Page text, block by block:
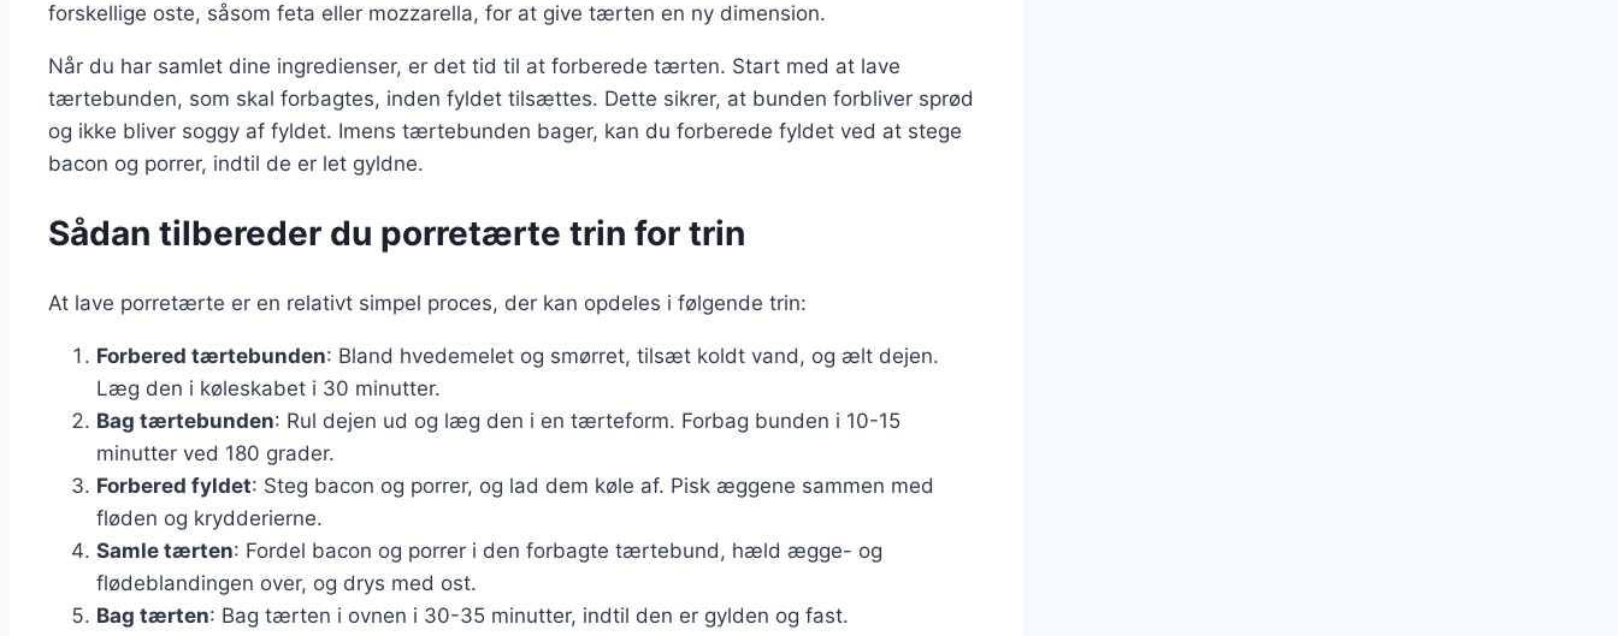
forskellige oste, såsom feta eller mozzarella, for at give tærten en ny dimension.
Når du har samlet dine ingredienser, er det tid til at forberede tærten. Start med at lave
tærtebunden, som skal forbagtes, inden fyldet tilsættes. Dette sikrer, at bunden forbliver sprød
og ikke bliver soggy af fyldet. Imens tærtebunden bager, kan du forberede fyldet ved at stege
bacon og porrer, indtil de er let gyldne.
Sådan tilbereder du porretærte trin for trin
At lave porretærte er en relativt simpel proces, der kan opdeles i følgende trin:
Forbered tærtebunden: Bland hvedemelet og smørret, tilsæt koldt vand, og ælt dejen.
Læg den i køleskabet i 30 minutter.
Bag tærtebunden: Rul dejen ud og læg den i en tærteform. Forbag bunden i 10-15
minutter ved 180 grader.
Forbered fyldet: Steg bacon og porrer, og lad dem køle af. Pisk æggene sammen med
fløden og krydderierne.
Samle tærten: Fordel bacon og porrer i den forbagte tærtebund, hæld ægge- og
flødeblandingen over, og drys med ost.
Bag tærten: Bag tærten i ovnen i 30-35 minutter, indtil den er gylden og fast.